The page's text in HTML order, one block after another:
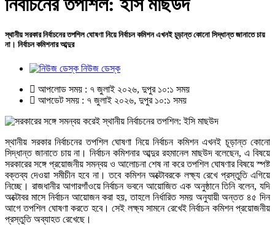
নির্বাচনের তপশিল: ইসি মাছউদ
স্থানীয় সরকার নির্বাচনের তপশিল ঘোষণা নিয়ে নির্বাচন কমিশন এখনই চূড়ান্ত কোনো সিদ্ধান্ত জানাতে চায়
না। নির্বাচন কমিশনার আব্দুর
নিউজ ডেস্ক
আপলোড সময় : ৭ জুলাই ২০২৬, দুপুর ১০:১ সময়
আপডেট সময় : ৭ জুলাই ২০২৬, দুপুর ১০:১ সময়
স্থানীয় সরকার নির্বাচনের তপশিল ঘোষণা নিয়ে নির্বাচন কমিশন এখনই চূড়ান্ত কোনো
সিদ্ধান্ত জানাতে চায় না। নির্বাচন কমিশনার আব্দুর রহমানেল মাছউদ বলেছেন, এ বিষয়ে
সরকারের সঙ্গে প্রয়োজনীয় সমন্বয় ও আলোচনা শেষ না করে তপশিল ঘোষণার বিষয়ে স্পষ্ট
বক্তব্য দেওয়া সমীচীন হবে না। তবে কমিশন অক্টোবরকে লক্ষ্য রেখে প্রস্তুতি এগিয়ে
নিচ্ছে। রাজধানীর আগারগাঁওয়ে নির্বাচন ভবনে আয়োজিত এক অনুষ্ঠানে তিনি বলেন, যদি
অক্টোবর মাসে নির্বাচন আয়োজন করা হয়, তাহলে নির্ধারিত সময় অনুযায়ী অন্তত ৪৫ দিন
আগে তপশিল ঘোষণা করতে হবে। সেই লক্ষ্য সামনে রেখেই নির্বাচন কমিশন প্রয়োজনীয়
প্রস্তুতি অব্যাহত রেখেছে।